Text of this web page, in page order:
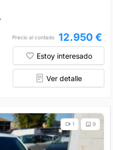
Precio al contado 12.950 €
Estoy interesado
Ver detalle
9
1